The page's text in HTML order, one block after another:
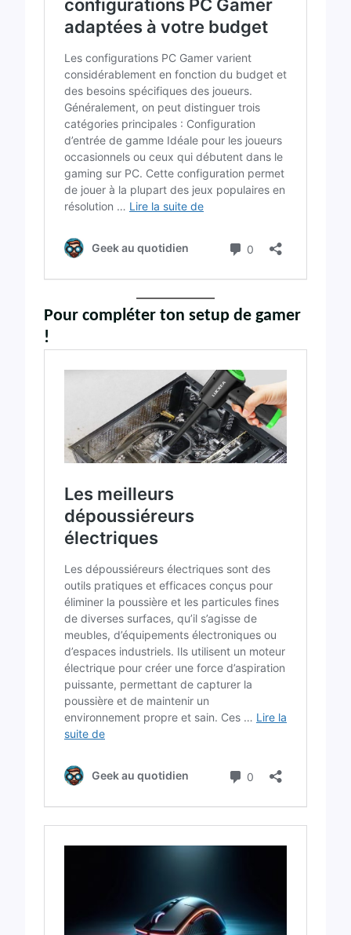
Pour compléter ton setup de gamer
!